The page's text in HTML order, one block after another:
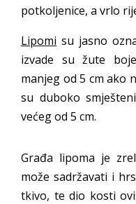
potkoljenice, a vrlo
Lipomi su jasno
izvade su žute
manjeg od 5 cm ako
su duboko
većeg od 5 cm.
Građa lipoma je
može sadržavati i
tkivo, te dio kosti